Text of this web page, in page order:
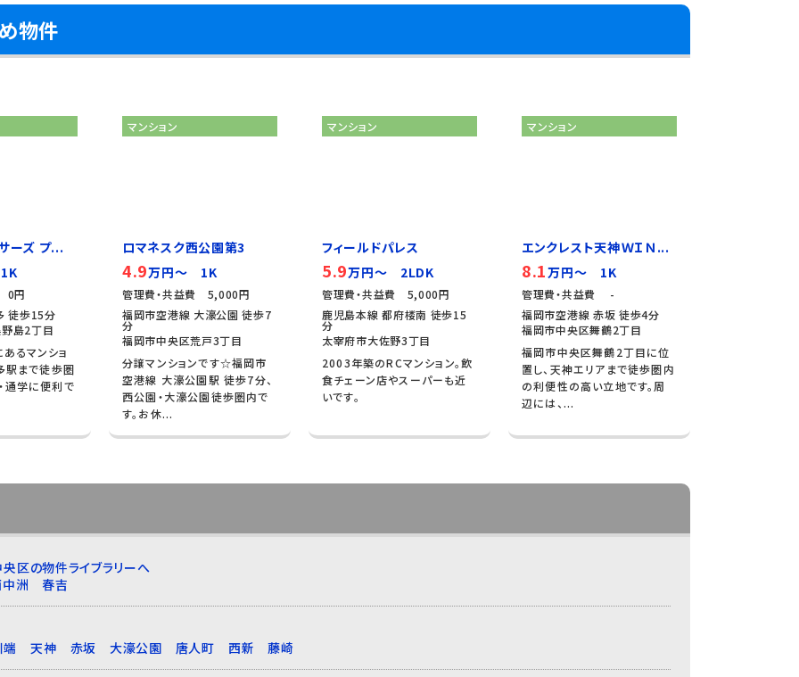
物件
ーズ プ...
0円
徒歩15分
島2丁目
るマンショ
駅まで徒歩圏
通学に便利で
マンション
ロマネスク西公園第3
4.9万円～ 1K
管理費・共益費 5,000円
福岡市空港線 大濠公園 徒歩7
分
福岡市中央区荒戸3丁目
分譲マンションです☆福岡市
空港線 大濠公園駅 徒歩7分、
西公園・大濠公園徒歩圏内で
す。お休...
マンション
フィールドパレス
5.9万円～ 2LDK
管理費・共益費 5,000円
鹿児島本線 都府楼南 徒歩15
分
太宰府市大佐野3丁目
2003年築のRCマンション。飲
食チェーン店やスーパーも近
いです。
マンション
エンクレスト天神ＷＩＮ...
8.1万円～ 1K
管理費・共益費 -
福岡市空港線 赤坂 徒歩4分
福岡市中央区舞鶴2丁目
福岡市中央区舞鶴2丁目に位
置し、天神エリアまで徒歩圏内
の利便性の高い立地です。周
辺には、...
区の物件ライブラリーへ
洲 春吉
天神 赤坂 大濠公園 唐人町 西新 藤崎